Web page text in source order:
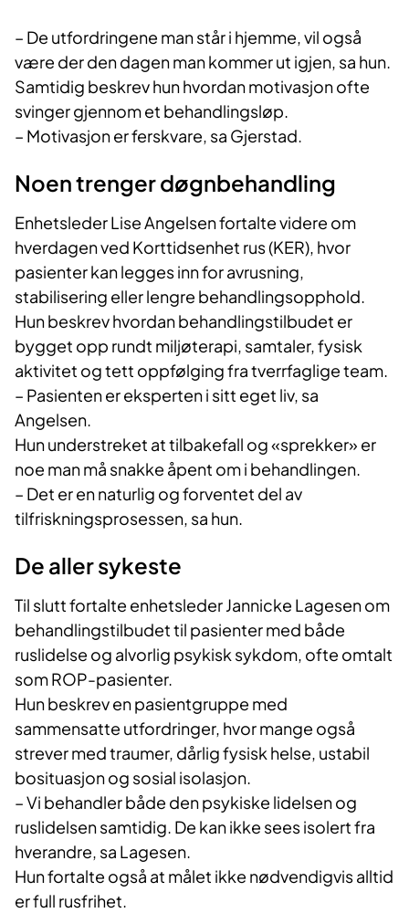
– De utfordringene man står i hjemme, vil også
være der den dagen man kommer ut igjen, sa hun.
Samtidig beskrev hun hvordan motivasjon ofte
svinger gjennom et behandlingsløp.
– Motivasjon er ferskvare, sa Gjerstad.
Noen trenger døgnbehandling
Enhetsleder Lise Angelsen fortalte videre om
hverdagen ved Korttidsenhet rus (KER), hvor
pasienter kan legges inn for avrusning,
stabilisering eller lengre behandlingsopphold.
Hun beskrev hvordan behandlingstilbudet er
bygget opp rundt miljøterapi, samtaler, fysisk
aktivitet og tett oppfølging fra tverrfaglige team.
– Pasienten er eksperten i sitt eget liv, sa
Angelsen.
Hun understreket at tilbakefall og «sprekker» er
noe man må snakke åpent om i behandlingen.
– Det er en naturlig og forventet del av
tilfriskningsprosessen, sa hun.
De aller sykeste
Til slutt fortalte enhetsleder Jannicke Lagesen om
behandlingstilbudet til pasienter med både
ruslidelse og alvorlig psykisk sykdom, ofte omtalt
som ROP-pasienter.
Hun beskrev en pasientgruppe med
sammensatte utfordringer, hvor mange også
strever med traumer, dårlig fysisk helse, ustabil
bosituasjon og sosial isolasjon.
– Vi behandler både den psykiske lidelsen og
ruslidelsen samtidig. De kan ikke sees isolert fra
hverandre, sa Lagesen.
Hun fortalte også at målet ikke nødvendigvis alltid
er full rusfrihet.